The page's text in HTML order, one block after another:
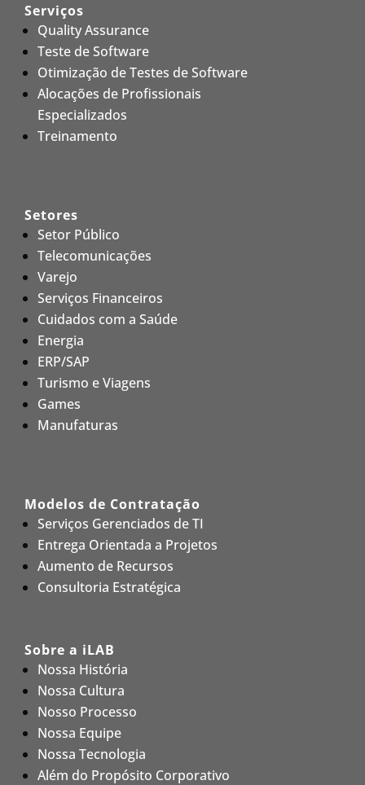
Serviços
Quality Assurance
Teste de Software
Otimização de Testes de Software
Alocações de Profissionais
Especializados
Treinamento
Setores
Setor Público
Telecomunicações
Varejo
Serviços Financeiros
Cuidados com a Saúde
Energia
ERP/SAP
Turismo e Viagens
Games
Manufaturas
Modelos de Contratação
Serviços Gerenciados de TI
Entrega Orientada a Projetos
Aumento de Recursos
Consultoria Estratégica
Sobre a iLAB
Nossa História
Nossa Cultura
Nosso Processo
Nossa Equipe
Nossa Tecnologia
Além do Propósito Corporativo